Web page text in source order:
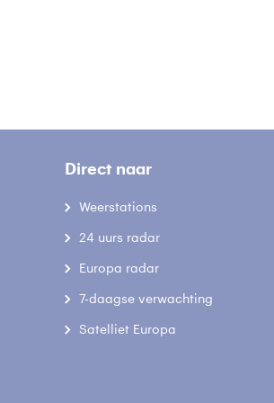
Direct naar
Weerstations
24 uurs radar
Europa radar
7-daagse verwachting
Satelliet Europa